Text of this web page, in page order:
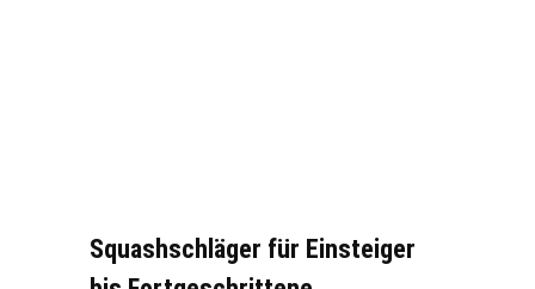
Squashschläger für Einsteiger